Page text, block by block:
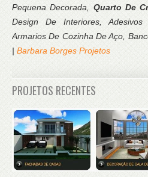
Pequena Decorada, Quarto De
Design De Interiores,
Armarios De Cozinha De Aço,
| Barbara Borges Projetos
PROJETOS RECENTES